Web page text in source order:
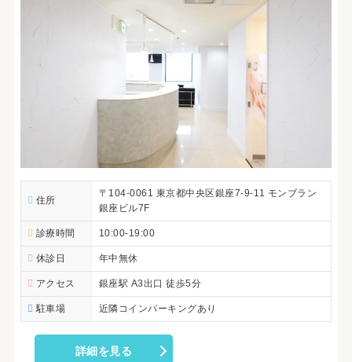
住所
〒104-0061 東京都中央区銀座7-9-11 モンブラン
銀座ビル7F
診療時間 10:00-19:00
休診日 年中無休
アクセス 銀座駅 A3出口 徒歩5分
駐車場 近隣コインパーキングあり
詳細を見る